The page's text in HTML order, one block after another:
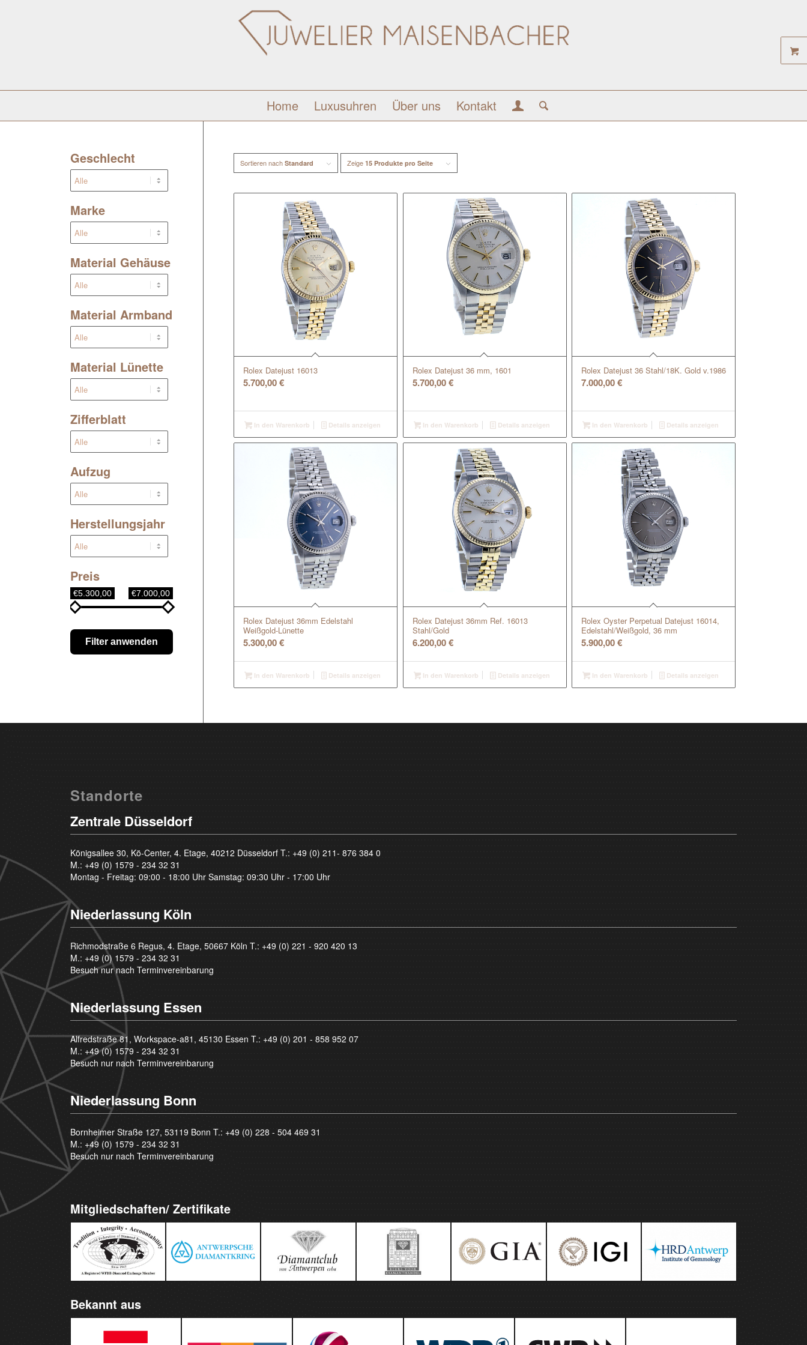
Home Luxusuhren Über uns Kontakt
Sortieren nachStandard Zeige15 Produkte pro Seite
Rolex Datejust 16013
5.700,00€
In den Warenkorb Details anzeigen
Rolex Datejust 36 mm, 1601
5.700,00€
In den Warenkorb Details anzeigen
Rolex Datejust 36 Stahl/18K. Gold v.1986
7.000,00€
In den Warenkorb Details anzeigen
Rolex Datejust 36mm Edelstahl
Weißgold-Lünette
5.300,00€
In den Warenkorb Details anzeigen
Rolex Datejust 36mm Ref. 16013
Stahl/Gold
6.200,00€
In den Warenkorb Details anzeigen
Rolex Oyster Perpetual Datejust 16014,
Edelstahl/Weißgold, 36 mm
5.900,00€
In den Warenkorb Details anzeigen
Geschlecht
Marke
Material Gehäuse
Material Armband
Material Lünette
Zifferblatt
Aufzug
Herstellungsjahr
Preis
€5.300,00 €7.000,00
Filter anwenden
Standorte
Zentrale Düsseldorf
Königsallee 30, Kö-Center, 4. Etage, 40212 Düsseldorf T.: +49 (0) 211- 876 384 0
M.: +49 (0) 1579 - 234 32 31
Montag - Freitag: 09:00 - 18:00 Uhr Samstag: 09:30 Uhr - 17:00 Uhr
Niederlassung Köln
Richmodstraße 6 Regus, 4. Etage, 50667 Köln T.: +49 (0) 221 - 920 420 13
M.: +49 (0) 1579 - 234 32 31
Besuch nur nach Terminvereinbarung
Niederlassung Essen
Alfredstraße 81, Workspace-a81, 45130 Essen T.: +49 (0) 201 - 858 952 07
M.: +49 (0) 1579 - 234 32 31
Besuch nur nach Terminvereinbarung
Niederlassung Bonn
Bornheimer Straße 127, 53119 Bonn T.: +49 (0) 228 - 504 469 31
M.: +49 (0) 1579 - 234 32 31
Besuch nur nach Terminvereinbarung
Mitgliedschaften/ Zertifikate
Bekannt aus